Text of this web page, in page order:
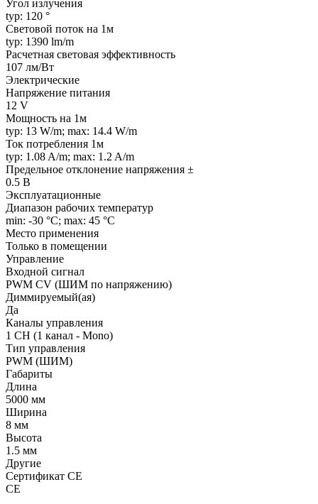
Угол излучения
typ: 120 °
Световой поток на 1м
typ: 1390 lm/m
Расчетная световая эффективность
107 лм/Вт
Электрические
Напряжение питания
12 V
Мощность на 1м
typ: 13 W/m; max: 14.4 W/m
Ток потребления 1м
typ: 1.08 A/m; max: 1.2 A/m
Предельное отклонение напряжения ±
0.5 В
Эксплуатационные
Диапазон рабочих температур
min: -30 °C; max: 45 °C
Место применения
Только в помещении
Управление
Входной сигнал
PWM СV (ШИМ по напряжению)
Диммируемый(ая)
Да
Каналы управления
1 CH (1 канал - Mono)
Тип управления
PWM (ШИМ)
Габариты
Длина
5000 мм
Ширина
8 мм
Высота
1.5 мм
Другие
Сертификат CE
CE